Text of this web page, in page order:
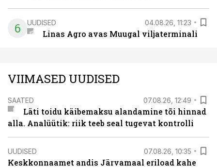
6 UUDISED 04.08.26, 11:23
Linas Agro avas Muugal viljaterminali
VIIMASED UUDISED
SAATED 07.08.26, 12:49
Läti toidu käibemaksu alandamine tõi hinnad
alla. Analüütik: riik teeb seal tugevat kontrolli
UUDISED 07.08.26, 10:35
Keskkonnaamet andis Järvamaal eriload kahe